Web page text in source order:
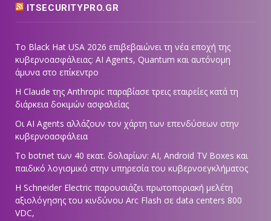
ITSECURITYPRO.GR
Το Black Hat USA 2026 επιβεβαιώνει τη νέα εποχή της
κυβερνοασφάλειας: AI Agents, Quantum και αυτόνομη
άμυνα στο επίκεντρο
Η Claude της Anthropic παραβίασε τρεις εταιρείες κατά τη
διάρκεια δοκιμών ασφαλείας
Οι AI Agents αλλάζουν τον χάρτη των επενδύσεων στην
κυβερνοασφάλεια
Το botnet των 40 εκατ. δολαρίων: AI, Android TV Boxes και
παιδικό λογισμικό στην υπηρεσία του κυβερνοεγκλήματος
Η Schneider Electric παρουσιάζει πρωτοποριακή μελέτη
αξιολόγησης του κινδύνου Arc Flash σε data centers 800
VDC,